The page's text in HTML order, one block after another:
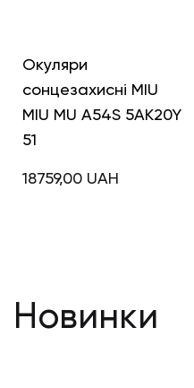
Окуляри
сонцезахисні MIU
MIU MU A54S 5AK20Y
51
18759,00 UAH
Новинки